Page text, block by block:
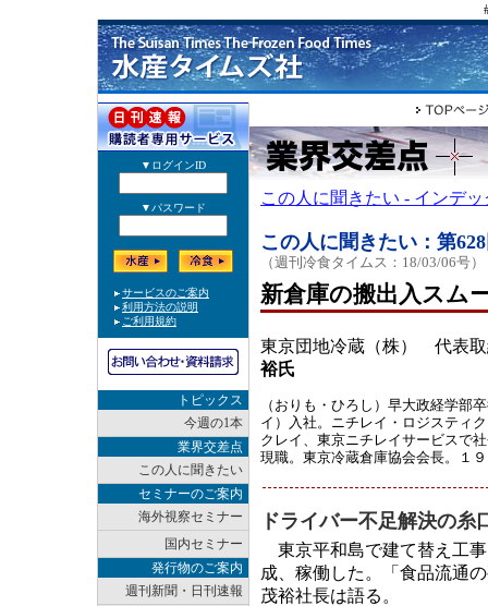
トピックス
今週の1本
業界交差点
この人に聞きたい
セミナーのご案内
海外視察セミナー
国内セミナー
発行物のご案内
週刊新聞・日刊速報
この人に聞きたい - インデ
この人に聞きたい：第
（週刊冷食タイムス：18/03/06号）
新倉庫の搬出入スム
東京団地冷蔵（株） 代表
裕氏
（おりも・ひろし）早大政経学部
イ）入社。ニチレイ・ロジスティ
クレイ、東京ニチレイサービスで
現職。東京冷蔵倉庫協会会長。１
ドライバー不足解決の糸
東京平和島で建て替え工
成、稼働した。「食品流通
茂裕社長は語る。